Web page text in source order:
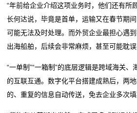
“年前给企业介绍这项业务时，他们还有所
长何达说，毕竟是首单，运输又在春节期间
可能无法及时处理。而外贸企业最担心遇
出海船舶，后续会非常麻烦，甚至可能耽误
“一单制”“一箱制”的底层逻辑是跨域海关
的互联互通。数字化平台搭建成熟后，两
的、重复的信息自动传送，免去企业多次填